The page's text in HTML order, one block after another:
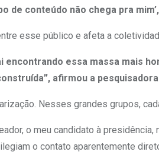
de conteúdo não chega pra
esse público e afeta a
essa massa mais
afirmou a
Nesses grandes grupos,
o meu candidato à
o contato aparentemente